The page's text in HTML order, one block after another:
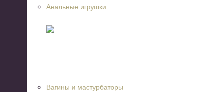
Анальные игрушки
Вагины и мастурбаторы